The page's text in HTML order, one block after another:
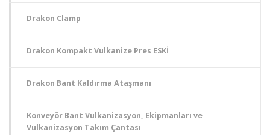
Drakon Clamp
Drakon Kompakt Vulkanize Pres ESKİ
Drakon Bant Kaldırma Ataşmanı
Konveyör Bant Vulkanizasyon, Ekipmanları ve
Vulkanizasyon Takım Çantası